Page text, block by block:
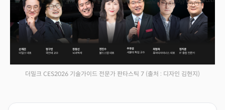
더밀크 CES2026 기술가이드 전문가 판타스틱 7 (출처 : 디자인 김현지)